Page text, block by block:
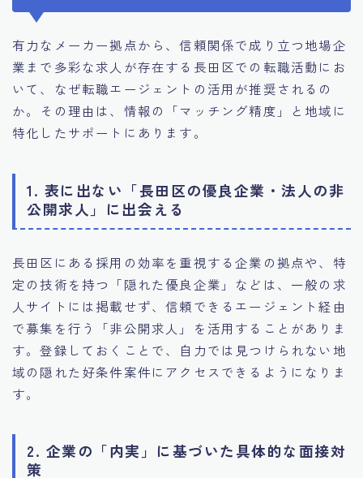
有力なメーカー拠点から、信頼関係で成り立つ地場企
業まで多彩な求人が存在する長田区での転職活動にお
いて、なぜ転職エージェントの活用が推奨されるの
か。その理由は、情報の「マッチング精度」と地域に
特化したサポートにあります。
1. 表に出ない「長田区の優良企業・法人の非
公開求人」に出会える
長田区にある採用の効率を重視する企業の拠点や、特
定の技術を持つ「隠れた優良企業」などは、一般の求
人サイトには掲載せず、信頼できるエージェント経由
で募集を行う「非公開求人」を活用することがありま
す。登録しておくことで、自力では見つけられない地
域の隠れた好条件案件にアクセスできるようになりま
す。
2. 企業の「内実」に基づいた具体的な面接対
策